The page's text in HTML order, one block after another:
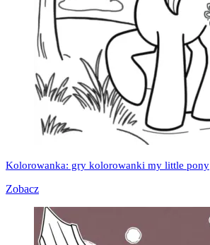
Kolorowanka: gry kolorowanki my little pony
Zobacz